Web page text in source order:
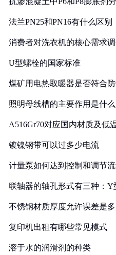
法兰PN25和PN16有什么区别
消费者对洗衣机的核心需求
U型螺栓的国家标准
煤矿用电热取暖器是否符合
照明母线槽的主要作用是什么
A516Gr70对应国内材质及低
镀镍钢带可以过多少电流
计量泵如何达到控制和调节
联轴器的轴孔形式有三种：Y
不锈钢材质厚度允许误差是
复印机出租有哪些常见模式
溶于水的润滑剂的种类